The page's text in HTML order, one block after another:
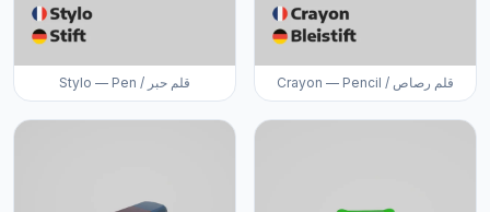
Stylo — Pen / قلم حبر Crayon — Pencil / قلم رصاص